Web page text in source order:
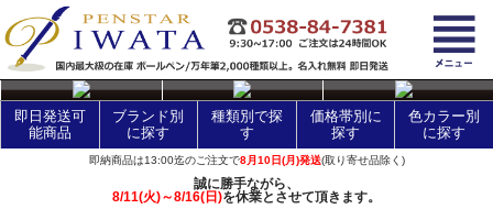
layer Control
即日発送可
能商品
ブランド別
に探す
種類別で探
す
価格帯別に
探す
色カラー別
に探す
即納商品は13:00迄のご注文で8月10日(月)発送(取り寄せ品除く)
誠に勝手ながら、
8/11(火)～8/16(日)を休業とさせて頂きます。